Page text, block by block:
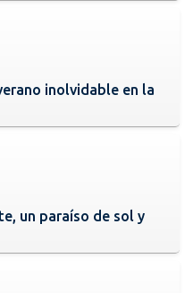
inolvidable en la
un paraíso de sol y